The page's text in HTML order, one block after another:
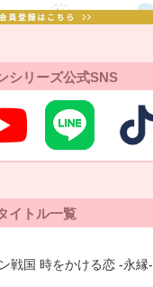
シリーズ公式SNS
イトル一覧
戦国 時をかける恋 -永縁-